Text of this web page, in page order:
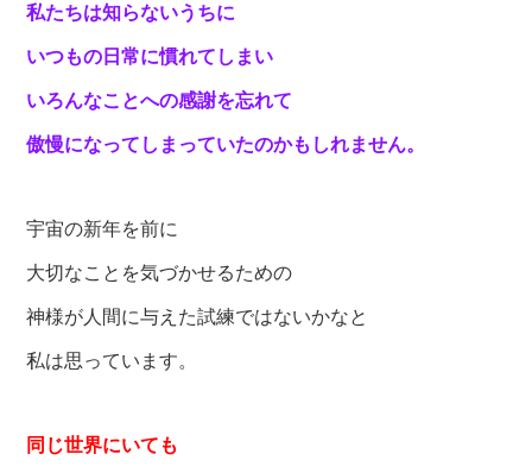
私たちは知らないうちに
いつもの日常に慣れてしまい
いろんなことへの感謝を忘れて
傲慢になってしまっていたのかもしれません。
宇宙の新年を前に
大切なことを気づかせるための
神様が人間に与えた試練ではないかなと
私は思っています。
同じ世界にいても